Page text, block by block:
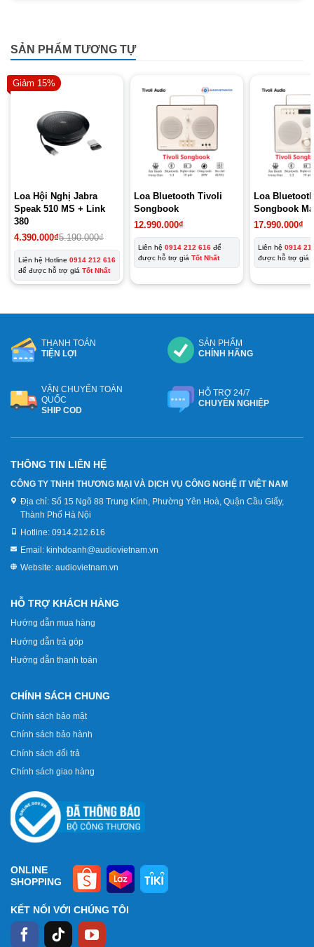
SẢN PHẨM TƯƠNG TỰ
Giảm 15%
Loa Hội Nghị Jabra
Speak 510 MS + Link
380
5.190.000₫
Giá
gốc
là:
5.190.000₫.
4.390.000₫
Giá
hiện
tại
là:
4.390.000₫.
Liên hệ Hotline 0914 212 616
để được hỗ trợ giá Tốt Nhất
Loa Bluetooth Tivoli
Songbook
12.990.000₫
Liên hệ0914 212 616 để
được hỗ trợ giáTốt Nhất
Loa
Songbook
17.990.000₫
Liên hệ0914
được hỗ trợ giá
THANH TOÁN
TIỆN LỢI
SẢN PHẨM
CHÍNH HÃNG
VẬN CHUYỂN TOÀN
QUỐC
SHIP COD
HỖ TRỢ 24/7
CHUYÊN NGHIỆP
THÔNG TIN LIÊN HỆ
CÔNG TY TNHH THƯƠNG MẠI VÀ DỊCH VỤ CÔNG NGHỆ IT VIỆT NAM
Địa chỉ: Số 15 Ngõ 88 Trung Kính, Phường Yên Hoà, Quận Cầu Giấy,
Thành Phố Hà Nội
Hotline: 0914.212.616
Email: kinhdoanh@audiovietnam.vn
Website: audiovietnam.vn
HỖ TRỢ KHÁCH HÀNG
Hướng dẫn mua hàng
Hướng dẫn trả góp
Hướng dẫn thanh toán
CHÍNH SÁCH CHUNG
Chính sách bảo mật
Chính sách bảo hành
Chính sách đổi trả
Chính sách giao hàng
ONLINE
SHOPPING
KẾT NỐI VỚI CHÚNG TÔI